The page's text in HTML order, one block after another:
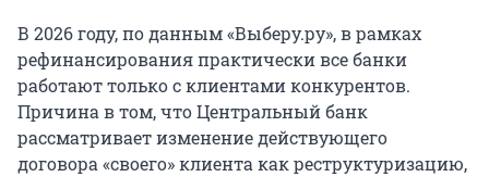
В 2026 году, по данным «Выберу.ру», в рамках
рефинансирования практически все банки
работают только с клиентами конкурентов.
Причина в том, что Центральный банк
рассматривает изменение действующего
договора «своего» клиента как реструктуризацию,